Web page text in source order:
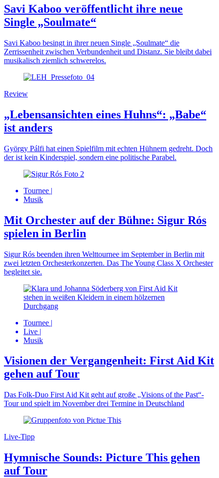
Savi Kaboo veröffentlicht ihre neue
Single „Soulmate“
Savi Kaboo besingt in ihrer neuen Single „Soulmate“ die
Zerrissenheit zwischen Verbundenheit und Distanz. Sie bleibt dabei
musikalisch ziemlich schwerelos.
Review
„Lebensansichten eines Huhns“: „Babe“
ist anders
György Pálfi hat einen Spielfilm mit echten Hühnern gedreht. Doch
der ist kein Kinderspiel, sondern eine politische Parabel.
Tournee |
Musik
Mit Orchester auf der Bühne: Sigur Rós
spielen in Berlin
Sigur Rós beenden ihren Welttournee im September in Berlin mit
zwei letzten Orchesterkonzerten. Das The Young Class X Orchester
begleitet sie.
Tournee |
Live |
Musik
Visionen der Vergangenheit: First Aid Kit
gehen auf Tour
Das Folk-Duo First Aid Kit geht auf große „Visions of the Past“-
Tour und spielt im November drei Termine in Deutschland
Live-Tipp
Hymnische Sounds: Picture This gehen
auf Tour